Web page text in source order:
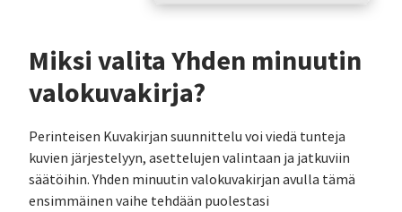
Miksi valita Yhden minuutin
valokuvakirja?
Perinteisen Kuvakirjan suunnittelu voi viedä tunteja
kuvien järjestelyyn, asettelujen valintaan ja jatkuviin
säätöihin. Yhden minuutin valokuvakirjan avulla tämä
ensimmäinen vaihe tehdään puolestasi